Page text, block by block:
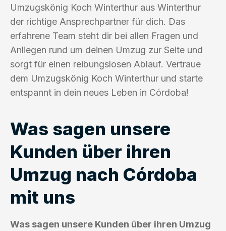
Umzugskönig Koch Winterthur aus Winterthur
der richtige Ansprechpartner für dich. Das
erfahrene Team steht dir bei allen Fragen und
Anliegen rund um deinen Umzug zur Seite und
sorgt für einen reibungslosen Ablauf. Vertraue
dem Umzugskönig Koch Winterthur und starte
entspannt in dein neues Leben in Córdoba!
Was sagen unsere
Kunden über ihren
Umzug nach Córdoba
mit uns
Was sagen unsere Kunden über ihren Umzug